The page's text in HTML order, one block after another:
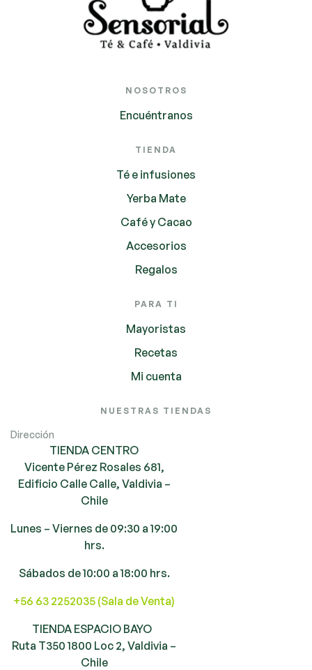
NOSOTROS
Encuéntranos
TIENDA
Té e infusiones
Yerba Mate
Café y Cacao
Accesorios
Regalos
PARA TI
Mayoristas
Recetas
Mi cuenta
NUESTRAS TIENDAS
Dirección
TIENDA CENTRO
Vicente Pérez Rosales 681,
Edificio Calle Calle, Valdivia –
Chile
Lunes – Viernes de 09:30 a 19:00
hrs.
Sábados de 10:00 a 18:00 hrs.
+56 63 2252035 (Sala de Venta)
TIENDA ESPACIO BAYO
Ruta T350 1800 Loc 2, Valdivia –
Chile